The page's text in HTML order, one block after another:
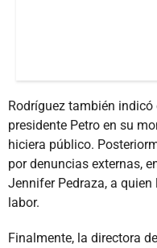
Rodríguez también
presidente Petro en su
hiciera público.
por denuncias externas,
Jennifer Pedraza, a
labor.
Finalmente, la directora